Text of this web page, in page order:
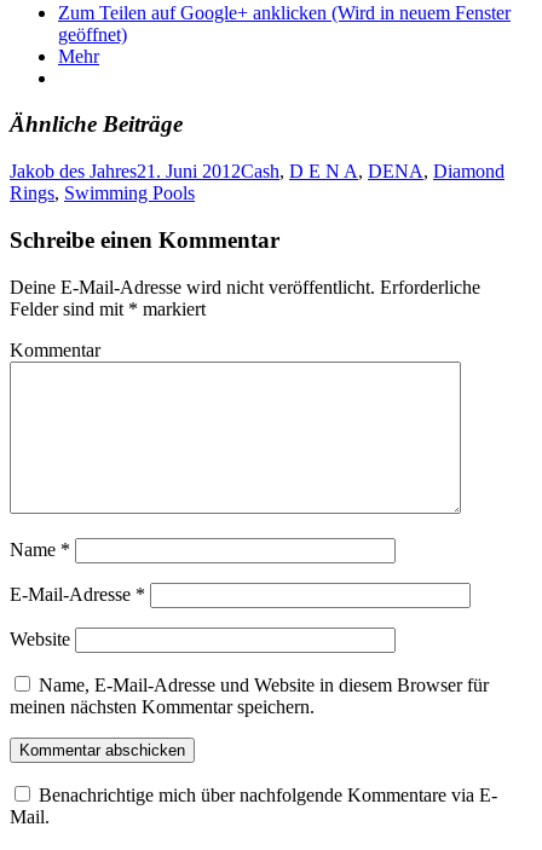
Zum Teilen auf Google+ anklicken (Wird in neuem Fenster
geöffnet)
Mehr
Ähnliche Beiträge
Jakob des Jahres21. Juni 2012Cash, D E N A, DENA, Diamond
Rings, Swimming Pools
Schreibe einen Kommentar
Deine E-Mail-Adresse wird nicht veröffentlicht. Erforderliche
Felder sind mit * markiert
Kommentar
Name *
E-Mail-Adresse *
Website
Name, E-Mail-Adresse und Website in diesem Browser für
meinen nächsten Kommentar speichern.
Benachrichtige mich über nachfolgende Kommentare via E-
Mail.